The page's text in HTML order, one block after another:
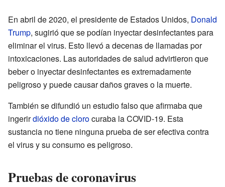
En abril de 2020, el presidente de Estados Unidos, Donald
Trump, sugirió que se podían inyectar desinfectantes para
eliminar el virus. Esto llevó a decenas de llamadas por
intoxicaciones. Las autoridades de salud advirtieron que
beber o inyectar desinfectantes es extremadamente
peligroso y puede causar daños graves o la muerte.
También se difundió un estudio falso que afirmaba que
ingerirdióxido de clorocuraba la COVID-19. Esta
sustancia no tiene ninguna prueba de ser efectiva contra
el virus y su consumo es peligroso.
Pruebas de coronavirus